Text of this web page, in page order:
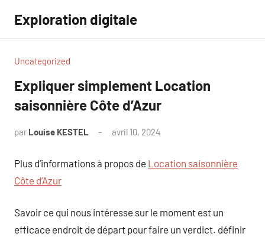
contenu
Exploration digitale
Uncategorized
Expliquer simplement Location
saisonnière Côte d’Azur
par Louise KESTEL avril 10, 2024
Plus d’informations à propos de Location saisonnière
Côte d’Azur
Savoir ce qui nous intéresse sur le moment est un
efficace endroit de départ pour faire un verdict. définir